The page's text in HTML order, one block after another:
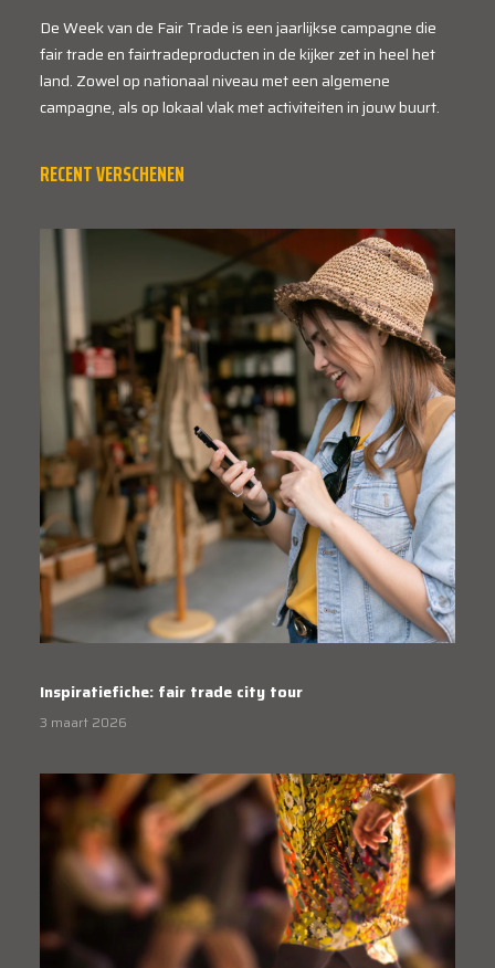
De Week van de Fair Trade is een jaarlijkse campagne die
fair trade en fairtradeproducten in de kijker zet in heel het
land. Zowel op nationaal niveau met een algemene
campagne, als op lokaal vlak met activiteiten in jouw buurt.
RECENT VERSCHENEN
Inspiratiefiche: fair trade city tour
3 maart 2026